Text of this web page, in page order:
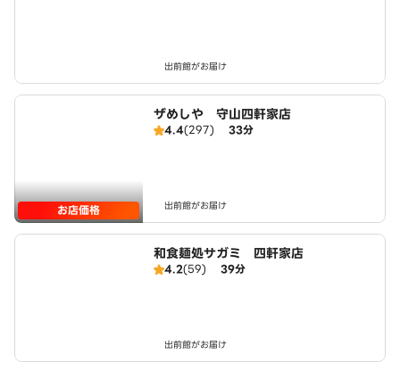
出前館がお届け
お店価格
ザめしや 守山四軒家店
4.4(297) 33分
出前館がお届け
和食麺処サガミ 四軒家店
4.2(59) 39分
出前館がお届け